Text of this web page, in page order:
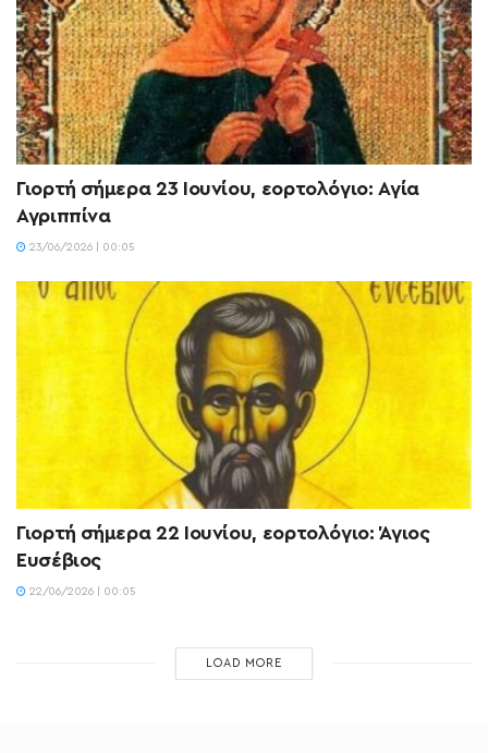
Γιορτή σήμερα 23 Ιουνίου, εορτολόγιο: Αγία
Αγριππίνα
23/06/2026 | 00:05
Γιορτή σήμερα 22 Ιουνίου, εορτολόγιο: Άγιος
Ευσέβιος
22/06/2026 | 00:05
LOAD MORE